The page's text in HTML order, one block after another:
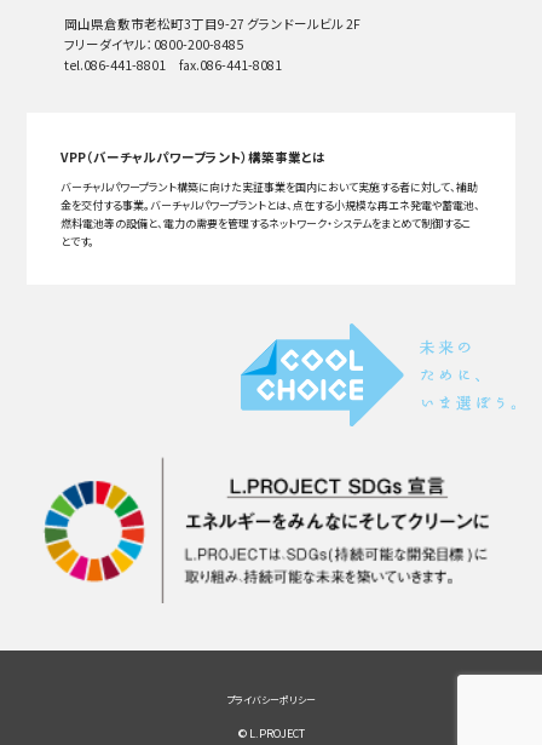
岡山県倉敷市老松町3丁目9-27 グランドールビル 2F
フリーダイヤル：0800-200-8485
tel.086-441-8801 fax.086-441-8081
VPP（バーチャルパワープラント）構築事業とは
バーチャルパワープラント構築に向けた実証事業を国内において実施する者に対して、補助
金を交付する事業。バーチャルパワープラントとは、点在する小規模な再エネ発電や蓄電池、
燃料電池等の設備と、電力の需要を管理するネットワーク・システムをまとめて制御するこ
とです。
プライバシーポリシー
© L.PROJECT